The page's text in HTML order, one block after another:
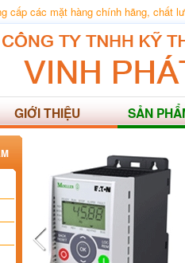
cấp các mặt hàng chính hãng, chất
GIỚI THIỆU SẢN